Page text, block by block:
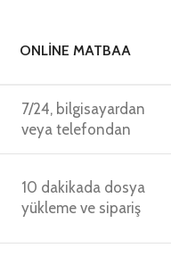
ONLINE MATBAA
7/24, bilgisayardan
veya telefondan
10 dakikada dosya
yükleme ve sipariş